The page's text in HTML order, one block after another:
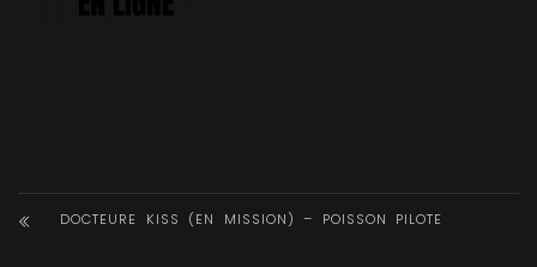
DOCTEURE KISS (EN MISSION) – POISSON PILOTE